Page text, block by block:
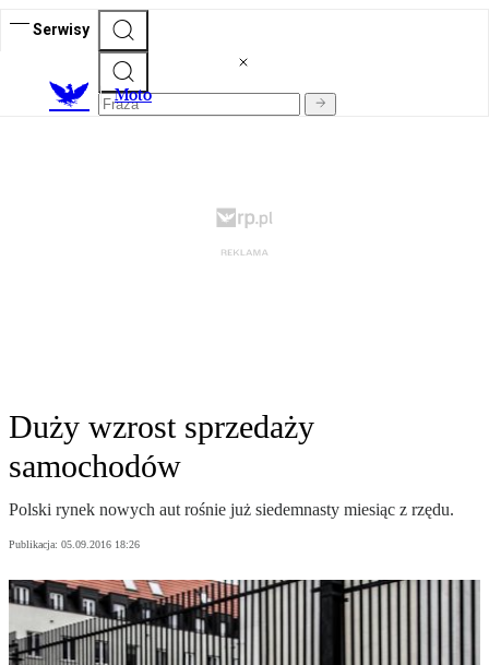
Serwisy
Moto
Duży wzrost sprzedaży
samochodów
Polski rynek nowych aut rośnie już siedemnasty miesiąc z rzędu.
Publikacja: 05.09.2016 18:26